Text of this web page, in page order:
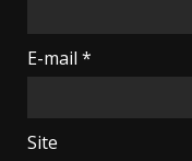
E-mail *
Site